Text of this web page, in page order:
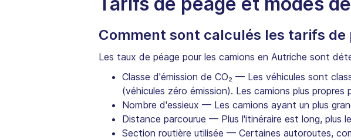
Comment sont calculés les tarifs de
Les taux de péage pour les camions en Autriche sont
Classe d'émission de CO₂ — Les véhicules sont
(véhicules zéro émission). Les camions plus
Nombre d'essieux — Les camions ayant un plus
Distance parcourue — Plus l'itinéraire est long, plus
Section routière utilisée — Certaines autoroutes,